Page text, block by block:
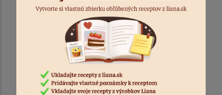
Podobné produkty